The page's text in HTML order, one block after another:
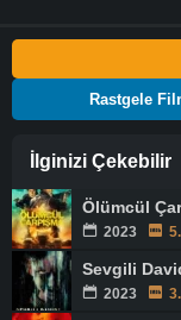
Rastgele
İlginizi Çekebilir
Ölümcül
2023
Sevgili
2023